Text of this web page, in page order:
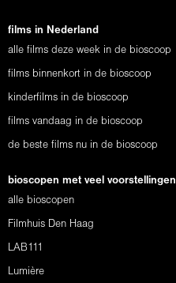
films in Nederland
alle films deze week in de bioscoop
films binnenkort in de bioscoop
kinderfilms in de bioscoop
films vandaag in de bioscoop
de beste films nu in de bioscoop
bioscopen met veel voorstellingen
alle bioscopen
Filmhuis Den Haag
LAB111
Lumière